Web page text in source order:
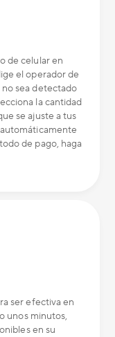
de celular en
el operador de
sea detectado
la cantidad
se ajuste a tus
de pago, haga
ser efectiva en
unos minutos,
en su